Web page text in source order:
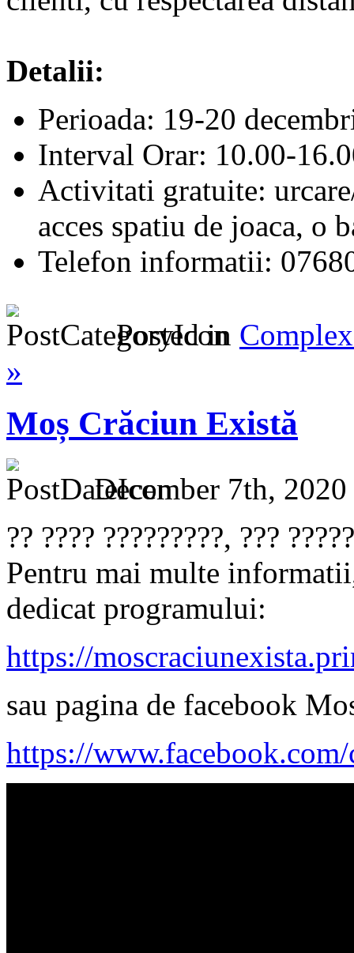
Detalii:
Perioada: 19-20
Interval Orar: 10.00-
Activitati gratuite:
acces spatiu de joaca, o
Telefon informatii:
Posted in
»
Moș Crăciun Există
December 7th,
?? ???? ?????????, ???
Pentru mai multe
dedicat programului:
https://
sau pagina de facebook
https://